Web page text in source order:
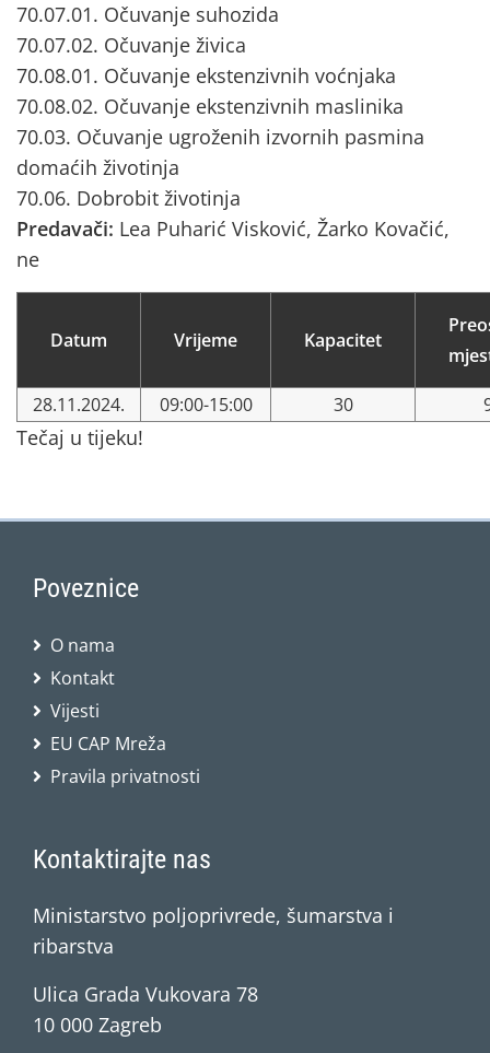
70.07.01. Očuvanje suhozida
70.07.02. Očuvanje živica
70.08.01. Očuvanje ekstenzivnih voćnjaka
70.08.02. Očuvanje ekstenzivnih maslinika
70.03. Očuvanje ugroženih izvornih pasmina
domaćih životinja
70.06. Dobrobit životinja
Predavači: Lea Puharić Visković, Žarko Kovačić,
ne
Datum Vrijeme Kapacitet
28.11.2024. 09:00-15:00 30
Tečaj u tijeku!
Poveznice
O nama
Kontakt
Vijesti
EU CAP Mreža
Pravila privatnosti
Kontaktirajte nas
Ministarstvo poljoprivrede, šumarstva i
ribarstva
Ulica Grada Vukovara 78
10 000 Zagreb